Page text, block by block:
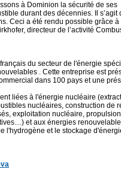
à Dominion la sécurité de ses
durant des décennies. Il s’agit
Ceci a été rendu possible grâce
directeur de l’activité
du secteur de l'énergie
. Cette entreprise est
dans 100 pays et une
liées à l'énergie nucléaire
nucléaires, construction de
exploitation nucléaire,
et aux énergies
l'hydrogène et le stockage